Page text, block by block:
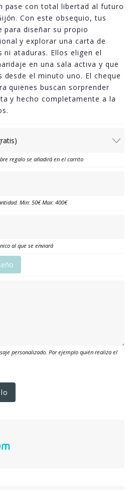
pase con total libertad al futuro
Con este obsequio, tus
para diseñar su propio
y explorar una carta de
ataduras. Ellos eligen el
en una sala activa y que
el minuto uno. El cheque
quienes buscan sorprender
y hecho completamente a la
regalo se añadirá en el carrito
Min: 50€ Max: 400€
al que se enviará
personalizado. Por ejemplo quién realiza el